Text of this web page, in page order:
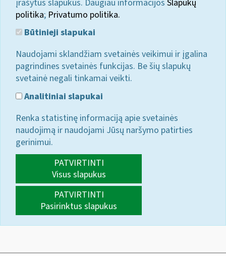
įrašytus slapukus. Daugiau informacijos Slapukų
politika; Privatumo politika.
Būtinieji slapukai
Naudojami sklandžiam svetainės veikimui ir įgalina
pagrindines svetainės funkcijas. Be šių slapukų
svetainė negali tinkamai veikti.
Analitiniai slapukai
Renka statistinę informaciją apie svetainės
naudojimą ir naudojami Jūsų naršymo patirties
gerinimui.
PATVIRTINTI
Visus slapukus
PATVIRTINTI
Pasirinktus slapukus